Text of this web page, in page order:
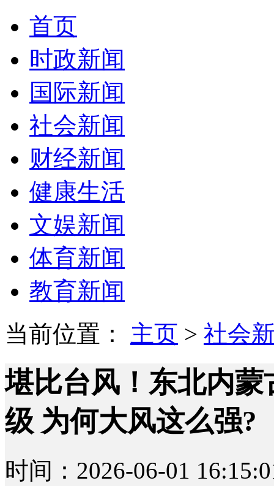
首页
时政新闻
国际新闻
社会新闻
财经新闻
健康生活
文娱新闻
体育新闻
教育新闻
当前位置： 主页 > 社会
堪比台风！东北内
级 为何大风这么强?
时间：2026-06-01